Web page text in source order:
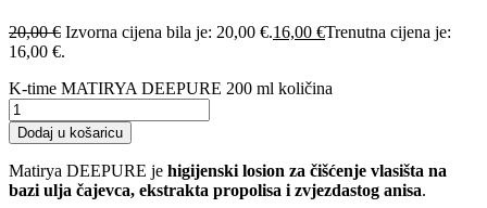
20,00€ Izvorna cijena bila je: 20,00 €.16,00 €Trenutna cijena je:
16,00 €.
K-time MATIRYA DEEPURE 200 ml količina
Dodaj u košaricu
Matirya DEEPURE je higijenski losion za čišćenje vlasišta na
bazi ulja čajevca, ekstrakta propolisa i zvjezdastog anisa.